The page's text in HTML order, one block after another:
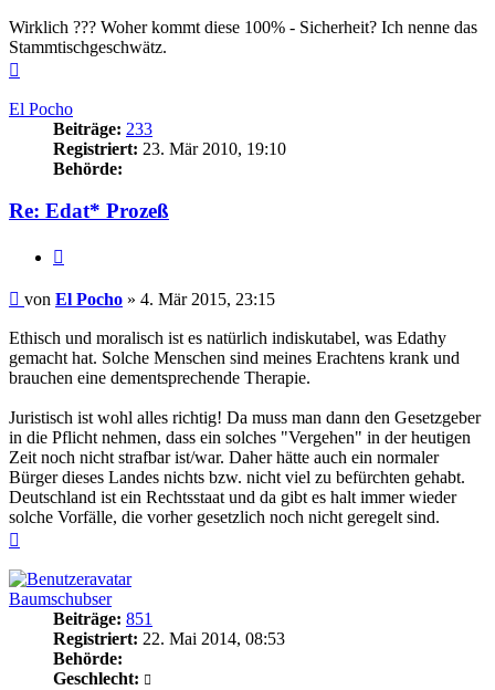
Wirklich ??? Woher kommt diese 100% - Sicherheit? Ich nenne das
Stammtischgeschwätz.
El Pocho
Beiträge: 233
Registriert: 23. Mär 2010, 19:10
Behörde:
Re: Edat* Prozeß
Beitrag
von El Pocho » 4. Mär 2015, 23:15
Ethisch und moralisch ist es natürlich indiskutabel, was Edathy
gemacht hat. Solche Menschen sind meines Erachtens krank und
brauchen eine dementsprechende Therapie.
Juristisch ist wohl alles richtig! Da muss man dann den Gesetzgeber
in die Pflicht nehmen, dass ein solches "Vergehen" in der heutigen
Zeit noch nicht strafbar ist/war. Daher hätte auch ein normaler
Bürger dieses Landes nichts bzw. nicht viel zu befürchten gehabt.
Deutschland ist ein Rechtsstaat und da gibt es halt immer wieder
solche Vorfälle, die vorher gesetzlich noch nicht geregelt sind.
Baumschubser
Beiträge: 851
Registriert: 22. Mai 2014, 08:53
Behörde:
Geschlecht: